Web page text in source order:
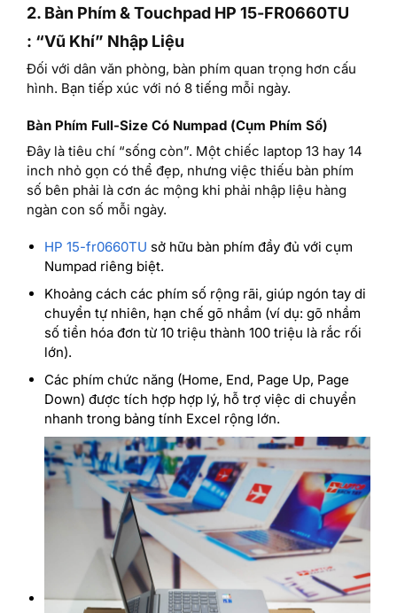
2. Bàn Phím & Touchpad HP 15-FR0660TU
: “Vũ Khí” Nhập Liệu
Đối với dân văn phòng, bàn phím quan trọng hơn cấu
hình. Bạn tiếp xúc với nó 8 tiếng mỗi ngày.
Bàn Phím Full-Size Có Numpad (Cụm Phím Số)
Đây là tiêu chí “sống còn”. Một chiếc laptop 13 hay 14
inch nhỏ gọn có thể đẹp, nhưng việc thiếu bàn phím
số bên phải là cơn ác mộng khi phải nhập liệu hàng
ngàn con số mỗi ngày.
HP 15-fr0660TU sở hữu bàn phím đầy đủ với cụm
Numpad riêng biệt.
Khoảng cách các phím số rộng rãi, giúp ngón tay di
chuyển tự nhiên, hạn chế gõ nhầm (ví dụ: gõ nhầm
số tiền hóa đơn từ 10 triệu thành 100 triệu là rắc rối
lớn).
Các phím chức năng (Home, End, Page Up, Page
Down) được tích hợp hợp lý, hỗ trợ việc di chuyển
nhanh trong bảng tính Excel rộng lớn.